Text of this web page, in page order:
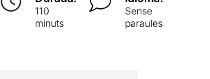
110
minuts
Sense
paraules